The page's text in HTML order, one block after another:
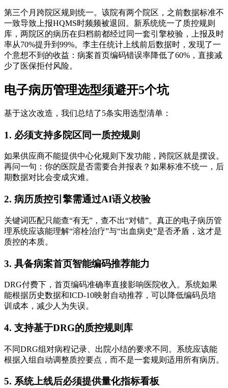
第三个月跨院区规则统一。该院有两个院区，之前数据标准不
一致导致上报HQMS时频频被退回。新系统统一了质控规则
库，两院区的病历在归档前都经过同一套引擎校验，上报及时
率从70%提升到99%。李主任统计上线前后数据时，发现了一
个意想不到的收益：病案首页编码错误率降低了60%，直接减
少了医保拒付风险。
电子病历管理选型须避开5个坑
基于这次改造，我们总结了5条实用选型清单：
1. 必须支持多院区同一质控规则
如果供应商不能提供中心化规则下发功能，跨院区就是摆设。
再问一句：你的医院是否需要合并报表？如果标准不统一，后
期数据对比会变成灾难。
2. 病历质控引擎需通过AI语义校验
关键词匹配只能查“有无”，查不出“对错”。真正的电子病历管
理系统应该能理解“溶栓治疗”与“出血病史”是否矛盾，这才是
质控的本质。
3. 具备病案首页智能编码推荐能力
DRG付费下，首页编码准确率直接影响医院收入。系统如果
能根据历史数据和ICD-10映射自动推荐，可以降低编码员培
训成本，减少人为失误。
4. 支持基于DRG的质控规则库
不同DRG组对病程记录、出院小结的要求不同。系统应该能
根据入组自动调整质控要点，而不是一套规则适用所有病历。
5. 系统上线后必须提供量化指标看板